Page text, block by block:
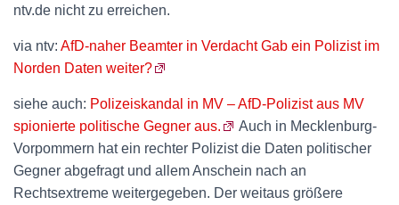
ntv.de nicht zu erreichen.
via ntv: AfD-naher Beamter in Verdacht Gab ein Polizist im
Norden Daten weiter?
siehe auch: Polizeiskandal in MV – AfD-Polizist aus MV
spionierte politische Gegner aus.
Auch in Mecklenburg-
Vorpommern hat ein rechter Polizist die Daten politischer
Gegner abgefragt und allem Anschein nach an
Rechtsextreme weitergegeben. Der weitaus größere